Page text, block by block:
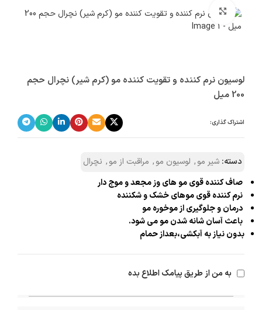
بزرگنمایی تصویر
لوسیون نرم کننده و تقویت کننده مو (کرم شیر) نچرال حجم
200 میل
اشتراک گذاری:
دسته: شیر مو, لوسیون مو, مراقبت از مو, نچرال
صاف کننده قوی مو های وز مجعد و موج دار
نرم کننده قوی موهای خشک و شکننده
درمان و جلوگیری از موخوره مو
باعث آسان شانه شدن مو می شود.
بدون نیاز به آبکشی،بعداز حمام
به من از طریق پیامک اطلاع بده